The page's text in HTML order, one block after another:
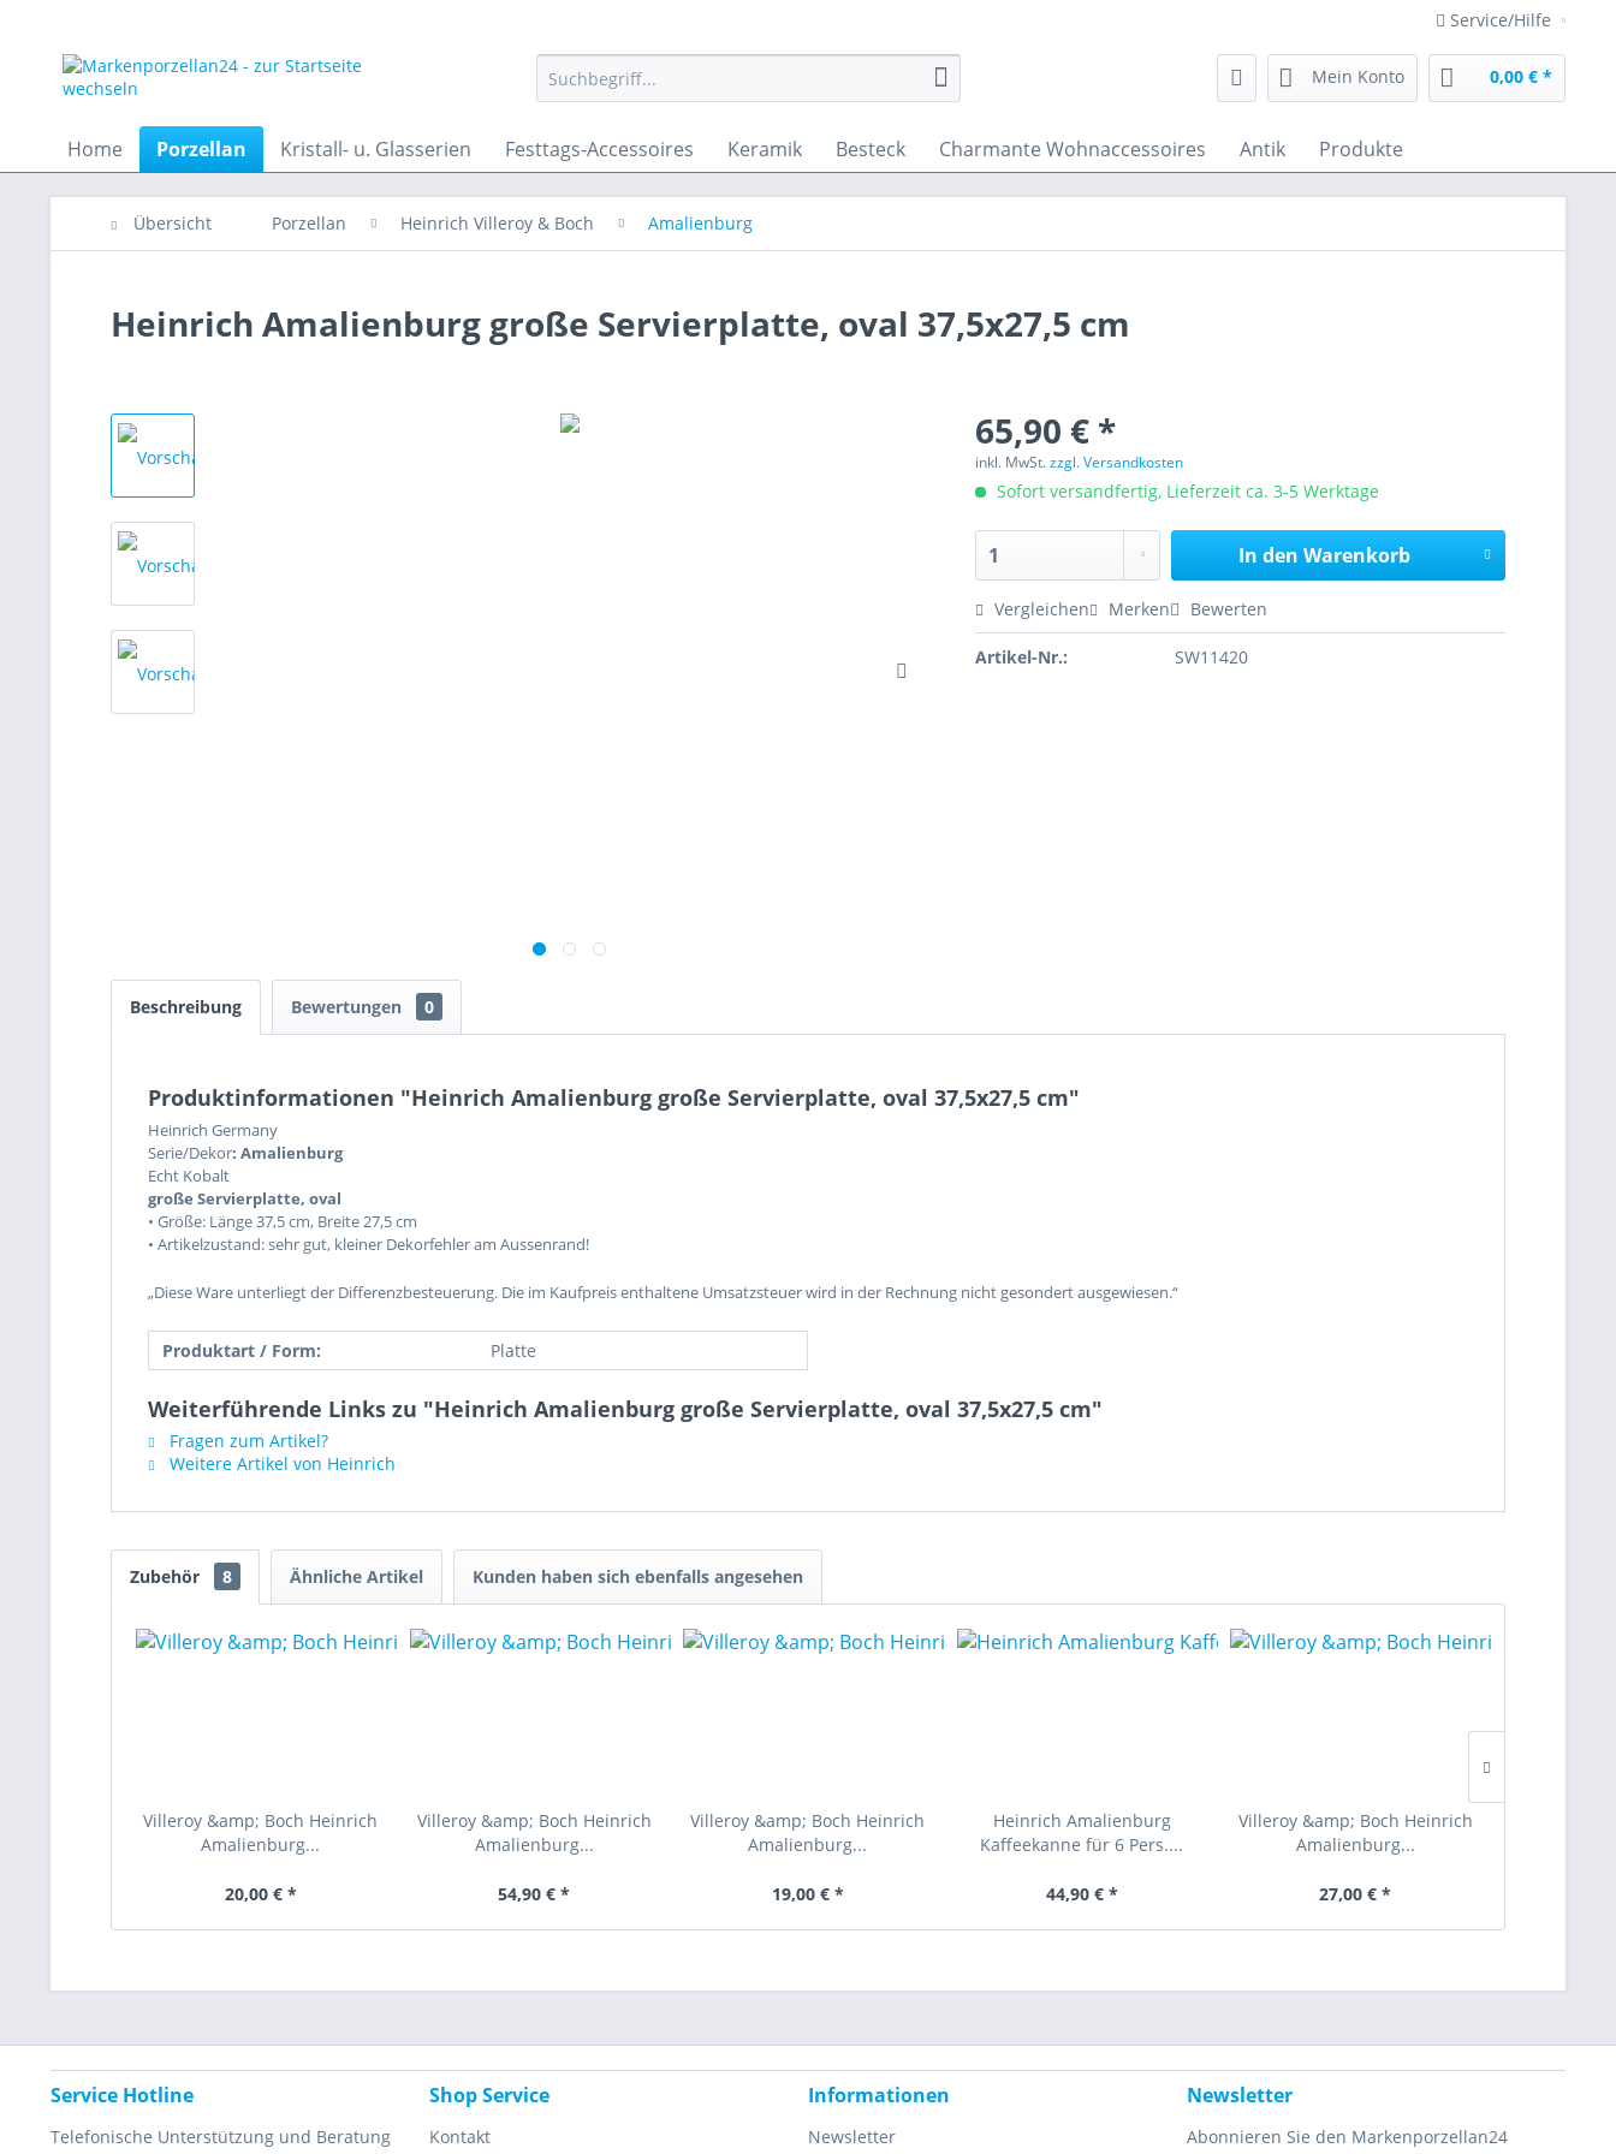
Service/Hilfe
Mein Konto 0,00 € *
Home Porzellan Kristall- u. Glasserien Festtags-Accessoires Keramik Besteck Charmante Wohnaccessoires Antik Produkte
Übersicht Porzellan Heinrich Villeroy & Boch Amalienburg
Heinrich Amalienburg große Servierplatte, oval 37,5x27,5 cm
65,90 € *
inkl. MwSt.zzgl. Versandkosten
Sofort versandfertig, Lieferzeit ca. 3-5 Werktage
In den Warenkorb
Vergleichen Merken Bewerten
Artikel-Nr.: SW11420
Beschreibung Bewertungen 0
Produktinformationen "Heinrich Amalienburg große Servierplatte, oval 37,5x27,5 cm"
Heinrich Germany
Serie/Dekor: Amalienburg
Echt Kobalt
große Servierplatte, oval
• Größe: Länge 37,5 cm, Breite 27,5 cm
• Artikelzustand: sehr gut, kleiner Dekorfehler am Aussenrand!
„Diese Ware unterliegt der Differenzbesteuerung. Die im Kaufpreis enthaltene Umsatzsteuer wird in der Rechnung nicht gesondert ausgewiesen.“
Produktart / Form: Platte
Weiterführende Links zu "Heinrich Amalienburg große Servierplatte, oval 37,5x27,5 cm"
Fragen zum Artikel?
Weitere Artikel von Heinrich
Zubehör 8 Ähnliche Artikel Kunden haben sich ebenfalls angesehen
Villeroy &amp; Boch Heinrich
Amalienburg...
20,00 € *
Villeroy &amp; Boch Heinrich
Amalienburg...
54,90 € *
Villeroy &amp; Boch Heinrich
Amalienburg...
19,00 € *
Heinrich Amalienburg
Kaffeekanne für 6 Pers....
44,90 € *
Villeroy &amp; Boch Heinrich
Amalienburg...
27,00 € *
Service Hotline
Telefonische Unterstützung und Beratung
Shop Service
Kontakt
Informationen
Newsletter
Newsletter
Abonnieren Sie den Markenporzellan24